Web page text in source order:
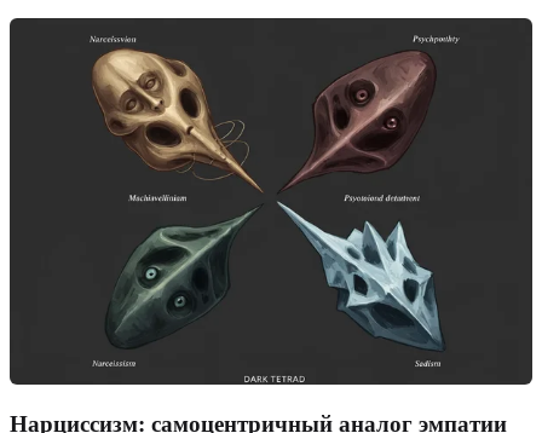
Нарциссизм: самоцентричный аналог эмпатии